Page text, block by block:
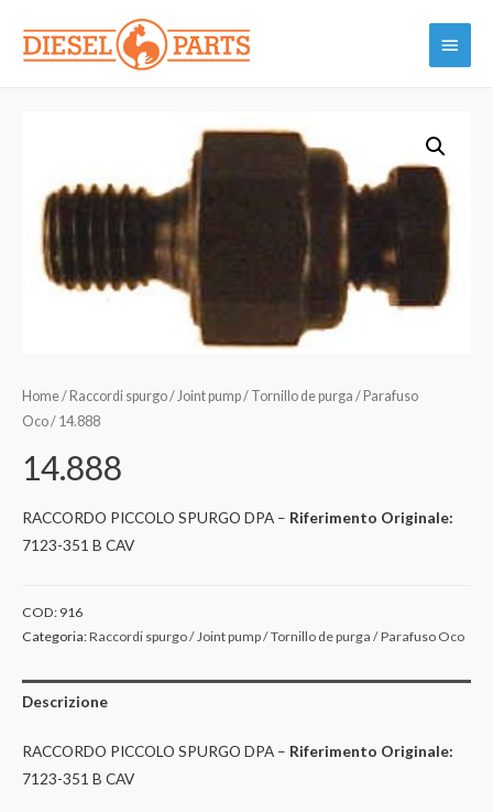
contenuto
Menu
Home/ Raccordi spurgo / Joint pump / Tornillo de purga / Parafuso
Oco/ 14.888
14.888
RACCORDO PICCOLO SPURGO DPA – Riferimento Originale:
7123-351 B CAV
COD: 916
Categoria:Raccordi spurgo / Joint pump / Tornillo de purga / Parafuso Oco
Descrizione
RACCORDO PICCOLO SPURGO DPA – Riferimento Originale:
7123-351 B CAV